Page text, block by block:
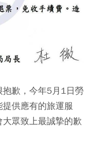
歉，今年5月1日勞
供應有的旅運服
眾致上最誠摯的歉